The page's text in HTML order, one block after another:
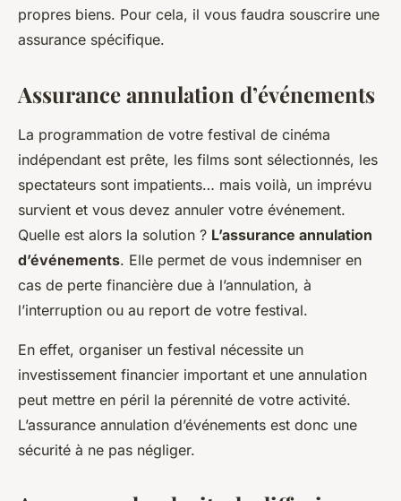
propres biens. Pour cela, il vous faudra souscrire une
assurance spécifique.
Assurance annulation d’événements
La programmation de votre festival de cinéma
indépendant est prête, les films sont sélectionnés, les
spectateurs sont impatients… mais voilà, un imprévu
survient et vous devez annuler votre événement.
Quelle est alors la solution ? L’assurance annulation
d’événements. Elle permet de vous indemniser en
cas de perte financière due à l’annulation, à
l’interruption ou au report de votre festival.
En effet, organiser un festival nécessite un
investissement financier important et une annulation
peut mettre en péril la pérennité de votre activité.
L’assurance annulation d’événements est donc une
sécurité à ne pas négliger.